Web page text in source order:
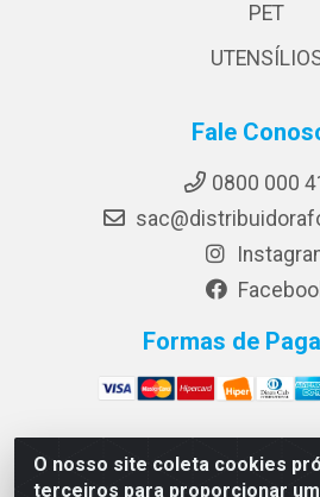
O nosso site coleta cookies
terceiros para proporcionar
PET
Fale
0800 000
Formas de
Focus Distribuidora LTDA - Rua